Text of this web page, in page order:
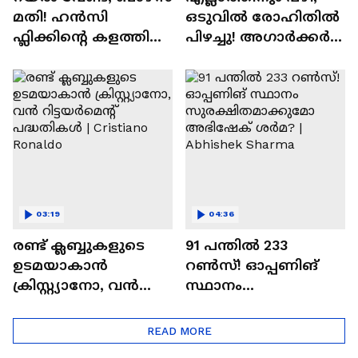
മതി! ഹൻസി
ഫ്ലിക്കിന്റെ കളത്തില്‍
Rodri | Barcelona
ഒടുവില്‍ രോഹിതില്‍
പിഴച്ചു! അഗാര്‍ക്കർ
വിപ്ലവകാരിയോ? |
Ajit Agarkar
രണ്ട്‌ ക്ലബ്ബുകളുടെ
ഉടമയാകാന്‍
ക്രിസ്റ്റ്യാനോ, വന്‍
പദ്ധതികള്‍ | Cristiano
Ronaldo
03:19
91 പന്തില്‍ 233
റണ്‍സ്! ഓപ്പണിങ്
സ്ഥാനം
അഭിഷേക് ശർമ? |
Abhishek Sharma
04:36
READ MORE